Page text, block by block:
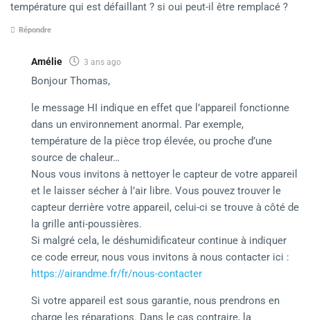
température qui est défaillant ? si oui peut-il être remplacé ?
Répondre
Amélie 3 ans ago
Bonjour Thomas,
le message HI indique en effet que l’appareil fonctionne
dans un environnement anormal. Par exemple,
température de la pièce trop élevée, ou proche d’une
source de chaleur…
Nous vous invitons à nettoyer le capteur de votre appareil
et le laisser sécher à l’air libre. Vous pouvez trouver le
capteur derrière votre appareil, celui-ci se trouve à côté de
la grille anti-poussières.
Si malgré cela, le déshumidificateur continue à indiquer
ce code erreur, nous vous invitons à nous contacter ici :
https://airandme.fr/fr/nous-contacter
Si votre appareil est sous garantie, nous prendrons en
charge les réparations. Dans le cas contraire, la